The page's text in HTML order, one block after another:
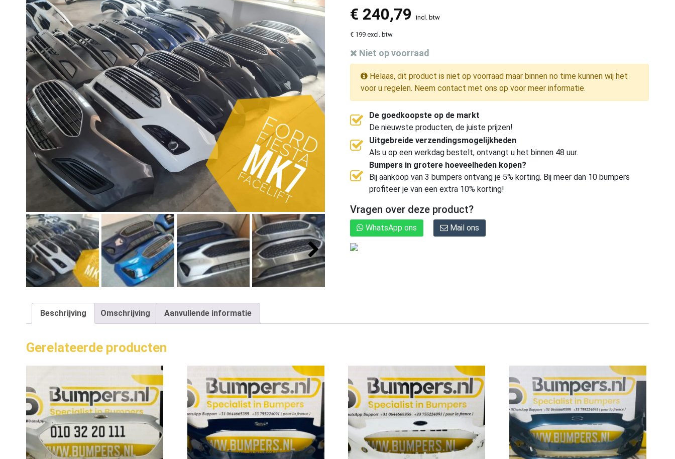
€ 240,79 incl. btw
€ 199 excl. btw
Niet op voorraad
Helaas, dit product is niet op voorraad maar binnen no time kunnen wij het
voor u regelen. Neem contact met ons op voor meer informatie.
De goedkoopste op de markt
De nieuwste producten, de juiste prijzen!
Uitgebreide verzendingsmogelijkheden
Als u op een werkdag bestelt, ontvangt u het binnen 48 uur.
Bumpers in grotere hoeveelheden kopen?
Bij aankoop van 3 bumpers ontvang je 5% korting. Bij meer dan 10 bumpers
profiteer je van een extra 10% korting!
Vragen over deze product?
WhatsApp ons Mail ons
Beschrijving Omschrijving Aanvullende informatie
Gerelateerde producten